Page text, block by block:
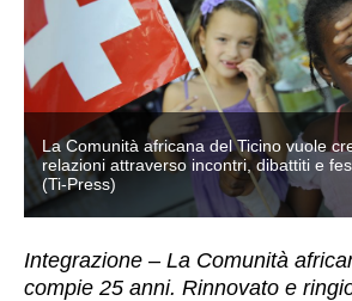
La Comunità africana del Ticino vuole
relazioni attraverso incontri, dibattiti e
(Ti-Press)
Integrazione – La Comunità
compie 25 anni. Rinnovato e